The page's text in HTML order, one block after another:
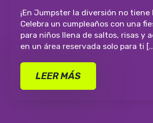
¡En Jumpster la diversión no tiene
Celebra un cumpleaños con una
para niños llena de saltos, risas y
en un área reservada solo para ti
LEER MÁS